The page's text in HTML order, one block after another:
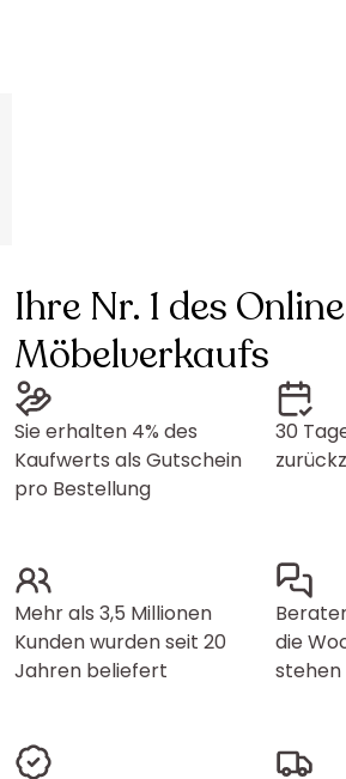
Ihre Nr. 1 des
Möbelverkaufs
Sie erhalten 4% des
Kaufwerts als Gutschein
pro Bestellung
30
Mehr als 3,5 Millionen
Kunden wurden seit 20
Jahren beliefert
die
stehen